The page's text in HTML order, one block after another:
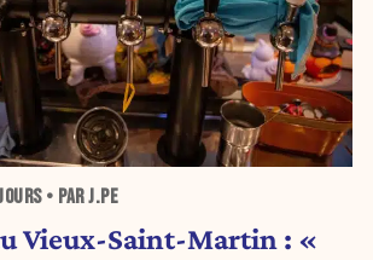
• PAR J.PE
Vieux-Saint-Martin : «